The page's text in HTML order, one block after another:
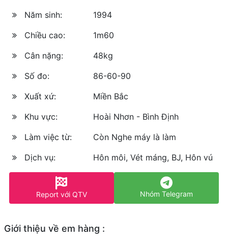
Năm sinh:
1994
Chiều cao:
1m60
Cân nặng:
48kg
Số đo:
86-60-90
Xuất xứ:
Miền Bắc
Khu vực:
Hoài Nhơn - Bình Định
Làm việc từ:
Còn Nghe máy là làm
Dịch vụ:
Hôn môi, Vét máng, BJ, Hôn vú
Report với QTV Nhóm Telegram
Giới thiệu về em hàng :